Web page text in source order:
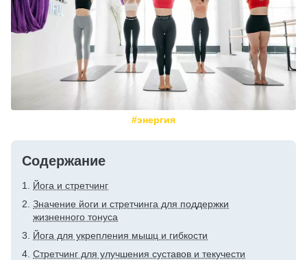
#энергия
Содержание
Йога и стретчинг
Значение йоги и стретчинга для поддержки
жизненного тонуса
Йога для укрепления мышц и гибкости
Стретчинг для улучшения суставов и текучести